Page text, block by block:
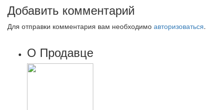
Добавить комментарий
Для отправки комментария вам необходимо авторизоваться.
О Продавце